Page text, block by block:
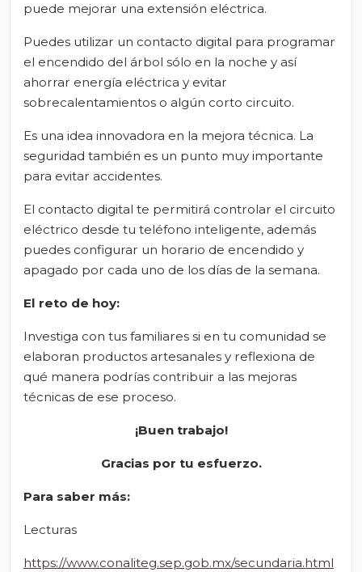
puede mejorar una extensión eléctrica.
Puedes utilizar un contacto digital para programar
el encendido del árbol sólo en la noche y así
ahorrar energía eléctrica y evitar
sobrecalentamientos o algún corto circuito.
Es una idea innovadora en la mejora técnica. La
seguridad también es un punto muy importante
para evitar accidentes.
El contacto digital te permitirá controlar el circuito
eléctrico desde tu teléfono inteligente, además
puedes configurar un horario de encendido y
apagado por cada uno de los días de la semana.
El reto de hoy:
Investiga con tus familiares si en tu comunidad se
elaboran productos artesanales y reflexiona de
qué manera podrías contribuir a las mejoras
técnicas de ese proceso.
¡Buen trabajo!
Gracias por tu esfuerzo.
Para saber más:
Lecturas
https://www.conaliteg.sep.gob.mx/secundaria.html